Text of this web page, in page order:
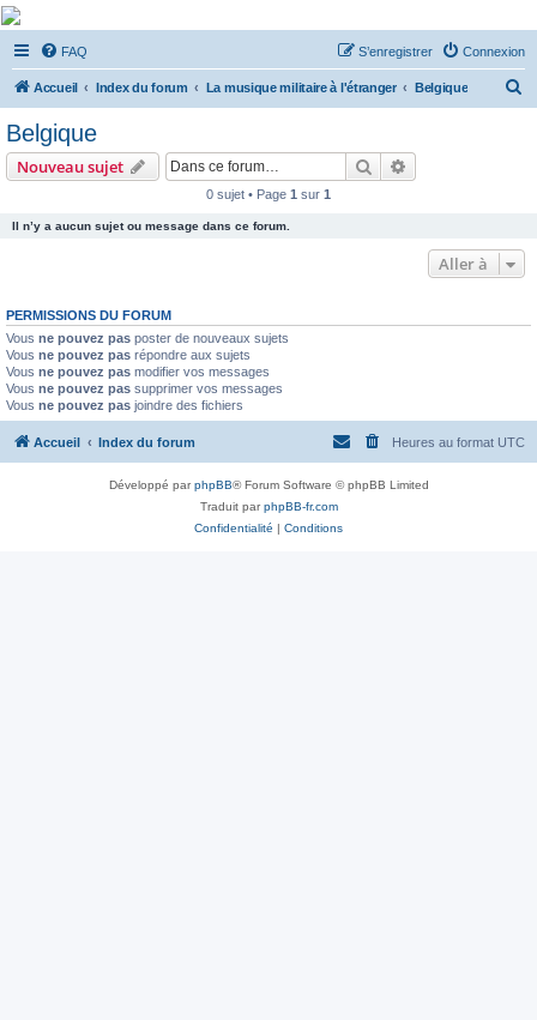
De Musicae Militari -
Forums
Forums de discussions
FAQ Connexion
S’enregistrer
Accueil Index du forum La musique militaire à l'étranger Belgique
Belgique
Nouveau sujet Rechercher
0 sujet • Page 1 sur 1
Il n’y a aucun sujet ou message dans ce forum.
Aller à
PERMISSIONS DU FORUM
Vous ne pouvez pas poster de nouveaux sujets
Vous ne pouvez pas répondre aux sujets
Vous ne pouvez pas modifier vos messages
Vous ne pouvez pas supprimer vos messages
Vous ne pouvez pas joindre des fichiers
Accueil Index du forum Heures au format UTC
Développé parphpBB® Forum Software © phpBB Limited
Traduit parphpBB-fr.com
Confidentialité | Conditions